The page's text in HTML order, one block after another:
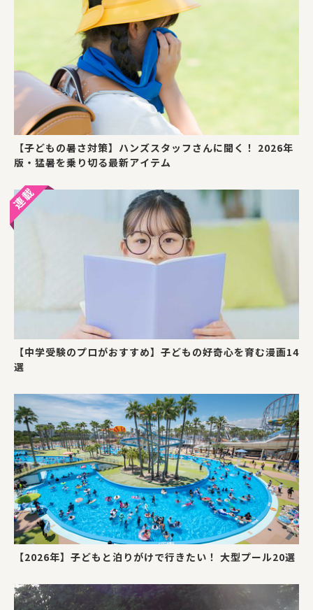
【子どもの暑さ対策】ハンズスタッフさんに聞く！ 2026年
版・猛暑を乗り切る最新アイテム
【中学受験のプロがおすすめ】子どもの好奇心を育む漫画14
選
【2026年】子どもと泊りがけで行きたい！ 大型プール20選